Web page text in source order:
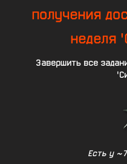
получения
неделя
Завершить все
Есть у